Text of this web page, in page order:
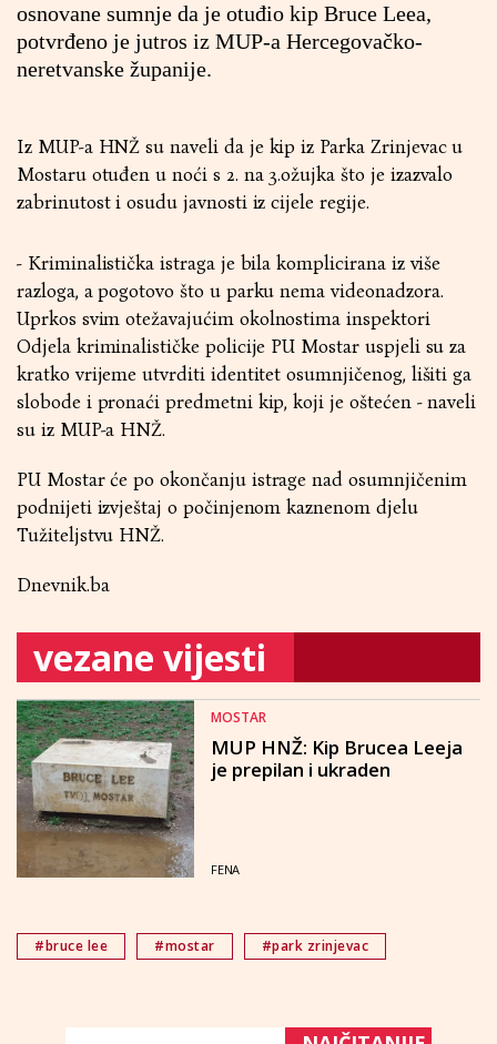
osnovane sumnje da je otuđio kip Bruce Leea,
potvrđeno je jutros iz MUP-a Hercegovačko-
neretvanske županije.
Iz MUP-a HNŽ su naveli da je kip iz Parka Zrinjevac u
Mostaru otuđen u noći s 2. na 3.ožujka što je izazvalo
zabrinutost i osudu javnosti iz cijele regije.
- Kriminalistička istraga je bila komplicirana iz više
razloga, a pogotovo što u parku nema videonadzora.
Uprkos svim otežavajućim okolnostima inspektori
Odjela kriminalističke policije PU Mostar uspjeli su za
kratko vrijeme utvrditi identitet osumnjičenog, lišiti ga
slobode i pronaći predmetni kip, koji je oštećen - naveli
su iz MUP-a HNŽ.
PU Mostar će po okončanju istrage nad osumnjičenim
podnijeti izvještaj o počinjenom kaznenom djelu
Tužiteljstvu HNŽ.
Dnevnik.ba
vezane vijesti
MOSTAR
MUP HNŽ: Kip Brucea Leeja
je prepilan i ukraden
FENA
#bruce lee #mostar #park zrinjevac